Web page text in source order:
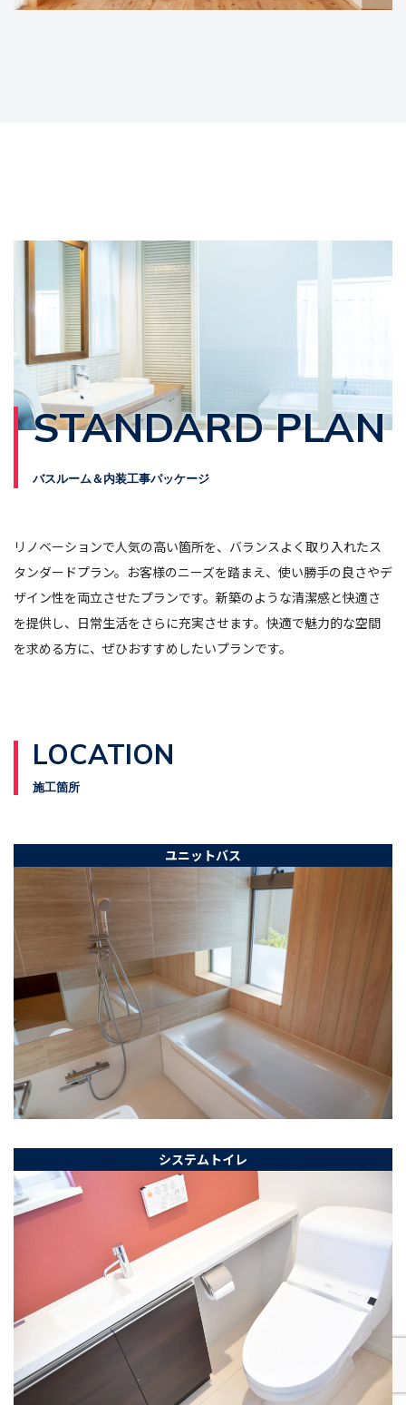
STANDARD PLAN
バスルーム＆内装工事パッケージ
リノベーションで人気の高い箇所を、バランスよく取り入れたス
タンダードプラン。お客様のニーズを踏まえ、使い勝手の良さやデ
ザイン性を両立させたプランです。新築のような清潔感と快適さ
を提供し、日常生活をさらに充実させます。快適で魅力的な空間
を求める方に、ぜひおすすめしたいプランです。
LOCATION
施工箇所
ユニットバス
システムトイレ